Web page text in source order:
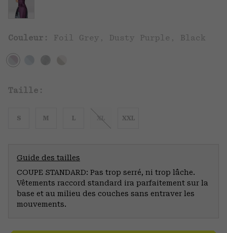
Couleur: Foil Grey, Dusty Purple, Black
Taille:
S M L XL XXL
Guide des tailles
COUPE STANDARD: Pas trop serré, ni trop lâche.
Vêtements raccord standard ira parfaitement sur la
base et au milieu des couches sans entraver les
mouvements.